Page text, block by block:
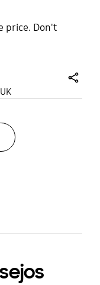
price. Don't